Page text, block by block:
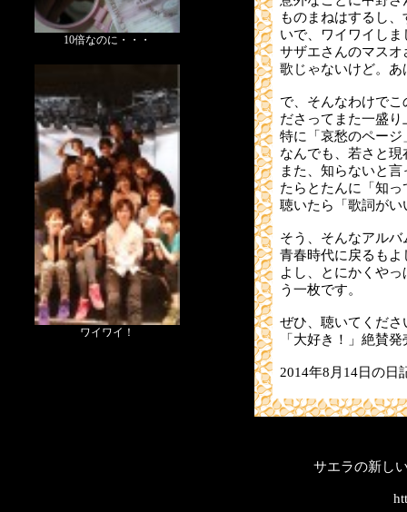
10倍なのに・・・
ワイワイ！
ものまねはするし
いで、ワイワイしま
サザエさんのマス
歌じゃないけど。あ
で、そんなわけで
ださってまた一盛り
特に「哀愁のペー
なんでも、若さと
また、知らないと
たらとたんに「知
聴いたら「歌詞が
そう、そんなアルバ
青春時代に戻るも
よし、とにかくや
う一枚です。
ぜひ、聴いてくださ
「大好き！」絶賛
2014年8月14日の日
サエラの新し